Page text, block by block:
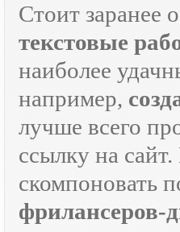
Стоит заранее
текстовые
наиболее
например,
лучше всего
ссылку на
скомпоновать
фрилансеров-